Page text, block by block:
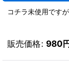
コチラ未使用です
販売価格: 980